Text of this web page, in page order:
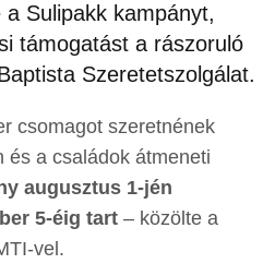
Sulipakk kampányt,
támogatást a rászoruló
Szeretetszolgálat.
csomagot szeretnének
és a családok átmeneti
augusztus 1-jén
5-éig tart – közölte a
vel.